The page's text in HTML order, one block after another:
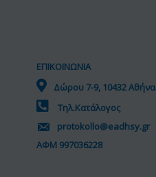
ΕΠΙΚΟΙΝΩΝΙΑ
Δώρου 7-9, 10432 Αθήνα
Τηλ.Κατάλογος
protokollo@eadhsy.gr
ΑΦΜ 997036228